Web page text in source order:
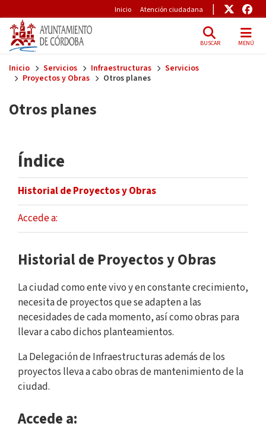
Pre-Header
Inicio Atención ciudadana Enlace
BUSCAR MENÚ
Inicio Servicios Infraestructuras
Servicios
Proyectos y Obras
Otros planes
Otros planes
Índice
Historial de Proyectos y Obras
Accede a:
Historial de Proyectos y Obras
La ciudad como ente vivo y en constante crecimiento,
necesita de proyectos que se adapten a las
necesidades de cada momento, así como obras para
llevar a cabo dichos planteamientos.
La Delegación de Infraestructuras además de los
proyectos lleva a cabo obras de mantenimiento de la
ciudad.
Accede a: